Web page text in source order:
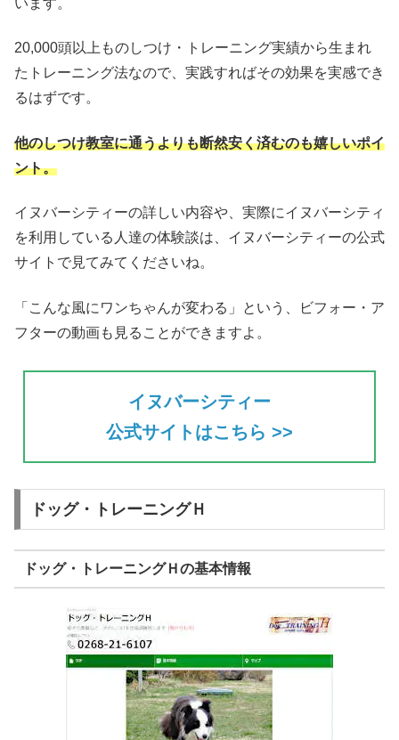
います。
20,000頭以上ものしつけ・トレーニング実績から生まれ
たトレーニング法なので、実践すればその効果を実感でき
るはずです。
他のしつけ教室に通うよりも断然安く済むのも嬉しいポイ
ント。
イヌバーシティーの詳しい内容や、実際にイヌバーシティ
を利用している人達の体験談は、イヌバーシティーの公式
サイトで見てみてくださいね。
「こんな風にワンちゃんが変わる」という、ビフォー・ア
フターの動画も見ることができますよ。
イヌバーシティー
公式サイトはこちら >>
ドッグ・トレーニングＨ
ドッグ・トレーニングＨの基本情報